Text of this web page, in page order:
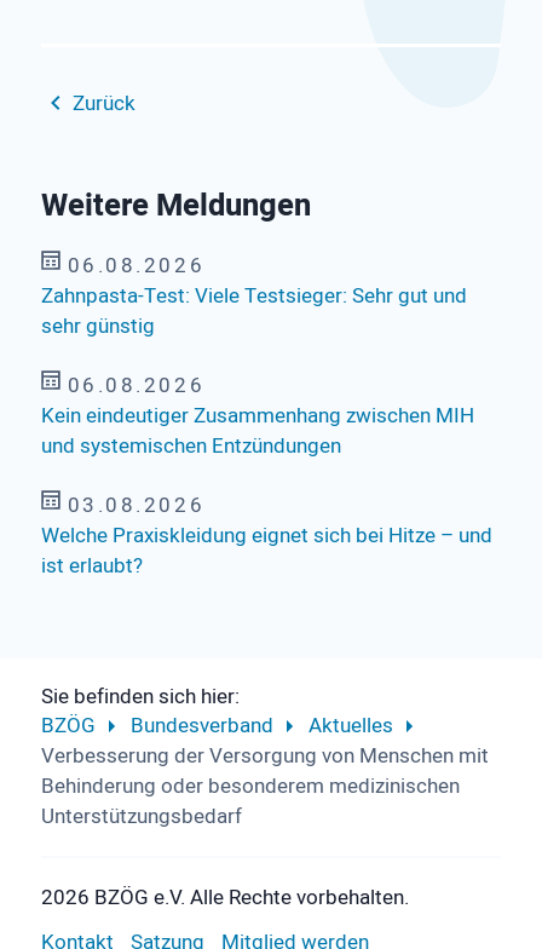
Zurück
Weitere Meldungen
06.08.2026
Zahnpasta-Test: Viele Testsieger: Sehr gut und
sehr günstig
06.08.2026
Kein eindeutiger Zusammenhang zwischen MIH
und systemischen Entzündungen
03.08.2026
Welche Praxiskleidung eignet sich bei Hitze – und
ist erlaubt?
Sie befinden sich hier:
BZÖG
Bundesverband
Aktuelles
Verbesserung der Versorgung von Menschen mit
Behinderung oder besonderem medizinischen
Unterstützungsbedarf
2026 BZÖG e.V. Alle Rechte vorbehalten.
Kontakt Satzung Mitglied werden